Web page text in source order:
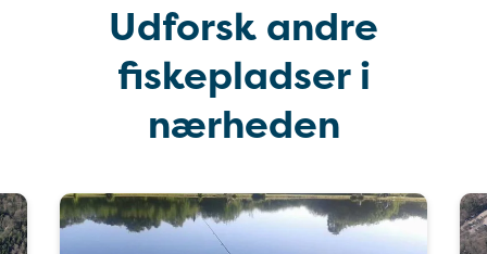
Udforsk andre
fiskepladser i
nærheden